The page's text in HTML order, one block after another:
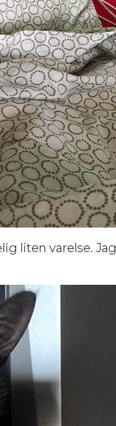
liten varelse. Jag